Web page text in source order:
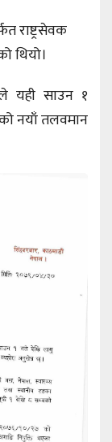
राष्ट्रसेवक
थियो।
यही साउन १
नयाँ तलवमान